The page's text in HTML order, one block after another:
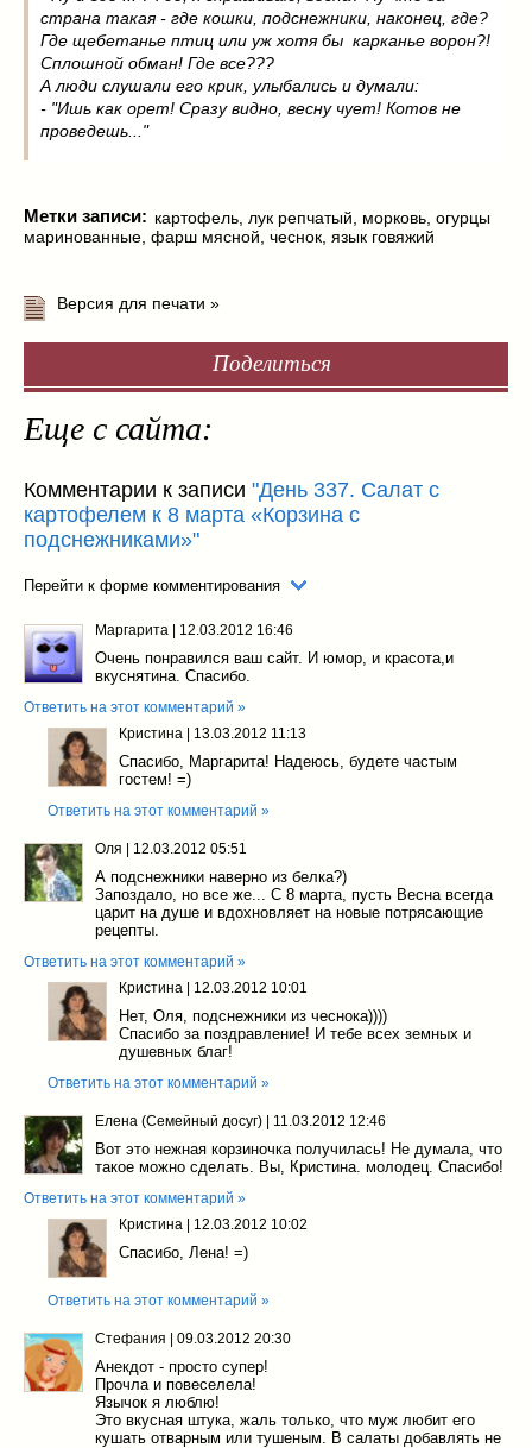
страна такая - где кошки, подснежники, наконец, где?
Где щебетанье птиц или уж хотя бы карканье ворон?!
Сплошной обман! Где все???
А люди слушали его крик, улыбались и думали:
- "Ишь как орет! Сразу видно, весну чует! Котов не
проведешь..."
Метки записи: картофель лук репчатый морковь огурцы
маринованные фарш мясной чеснок язык говяжий
Версия для печати »
Поделиться
Еще с сайта:
Комментарии к записи "День 337. Салат с
картофелем к 8 марта «Корзина с
подснежниками»"
Перейти к форме комментирования
Маргарита | 12.03.2012 16:46
Очень понравился ваш сайт. И юмор, и красота,и
вкуснятина. Спасибо.
Ответить на этот комментарий »
Кристина | 13.03.2012 11:13
Спасибо, Маргарита! Надеюсь, будете частым
гостем! =)
Ответить на этот комментарий »
Оля | 12.03.2012 05:51
А подснежники наверно из белка?)
Запоздало, но все же... С 8 марта, пусть Весна всегда
царит на душе и вдохновляет на новые потрясающие
рецепты.
Ответить на этот комментарий »
Кристина | 12.03.2012 10:01
Нет, Оля, подснежники из чеснока))))
Спасибо за поздравление! И тебе всех земных и
душевных благ!
Ответить на этот комментарий »
Елена (Семейный досуг) | 11.03.2012 12:46
Вот это нежная корзиночка получилась! Не думала, что
такое можно сделать. Вы, Кристина. молодец. Спасибо!
Ответить на этот комментарий »
Кристина | 12.03.2012 10:02
Спасибо, Лена! =)
Ответить на этот комментарий »
Стефания | 09.03.2012 20:30
Анекдот - просто супер!
Прочла и повеселела!
Язычок я люблю!
Это вкусная штука, жаль только, что муж любит его
кушать отварным или тушеным. В салаты добавлять не